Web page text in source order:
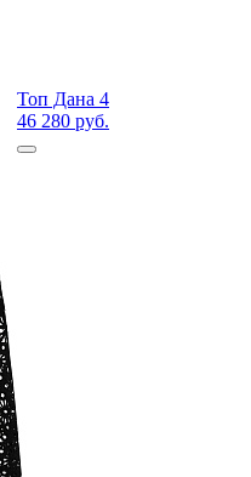
Топ Дана 4
46 280 руб.